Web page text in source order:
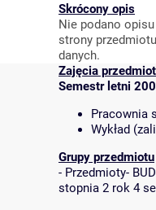
Skrócony opis
Nie podano
strony
danych.
Zajęcia
Semestr letni
Pracownia
Wykład
Grupy przedmiotu
- Przedmioty-
stopnia 2 rok 4